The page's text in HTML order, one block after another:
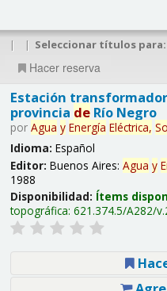
| | Seleccionar títulos para:
Hacer reserva
Estación
provincia deRío Negro
por Agua y Energía Eléctrica,
Idioma: Español
Editor: Buenos Aires: Agua y
1988
Disponibilidad: Ítems
topográfica: 621.374.5/A282/